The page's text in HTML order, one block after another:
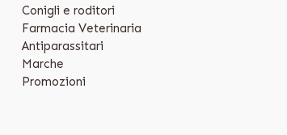
Conigli e roditori
Farmacia Veterinaria
Antiparassitari
Marche
Promozioni